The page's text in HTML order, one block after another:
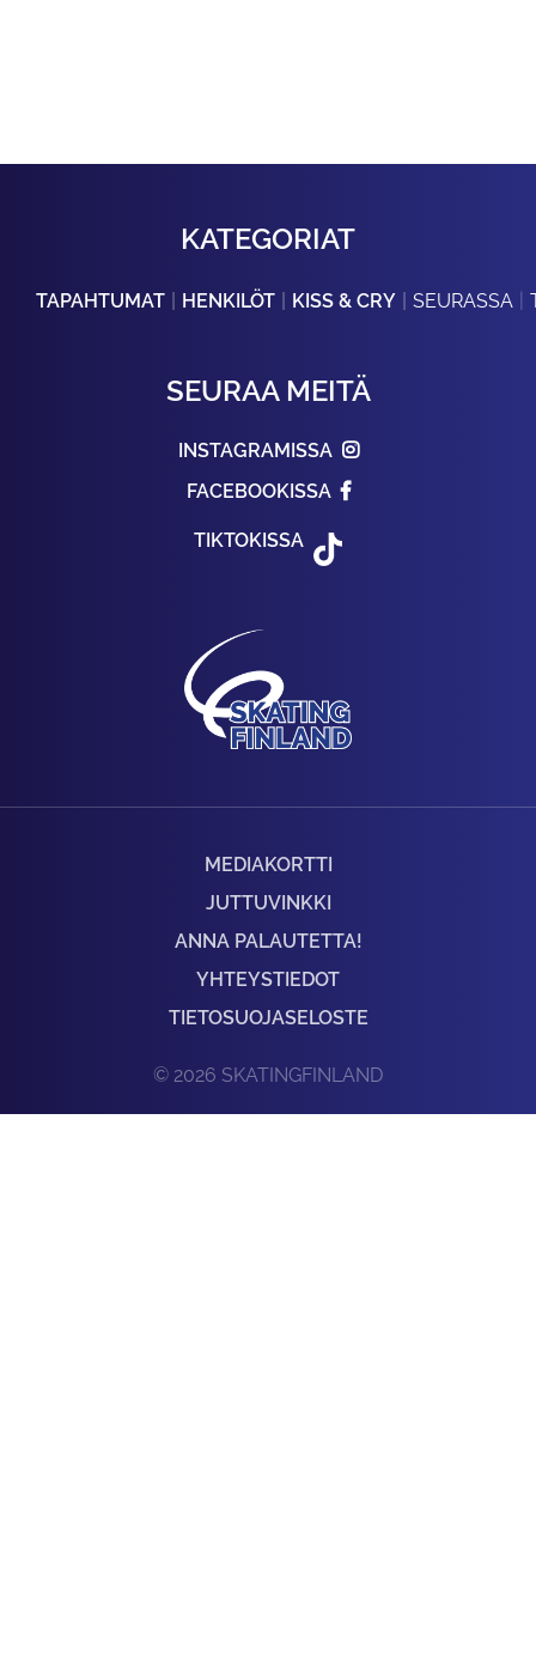
KATEGORIAT
TAPAHTUMAT HENKILÖT KISS & CRY SEURASSA
SEURAA MEITÄ
INSTAGRAMISSA
FACEBOOKISSA
TIKTOKISSA
MEDIAKORTTI
JUTTUVINKKI
ANNA PALAUTETTA!
YHTEYSTIEDOT
TIETOSUOJASELOSTE
© 2026 SKATINGFINLAND